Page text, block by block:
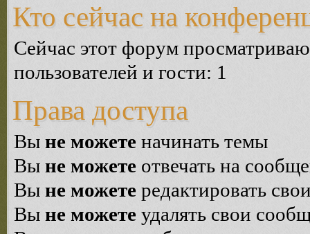
Кто сейчас на
Сейчас этот форум
пользователей и гости: 1
Права доступа
Вы не можете начинать темы
Вы не можете отвечать на
Вы не можете редактировать
Вы не можете удалять свои